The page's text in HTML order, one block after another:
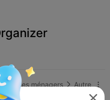
Articles ménagers  Autre 
